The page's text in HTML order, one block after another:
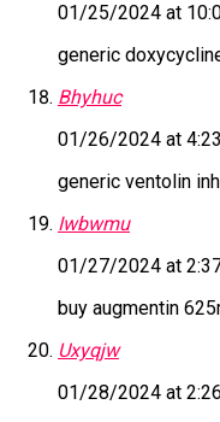
01/25/2024 at
generic
Bhyhuc
01/26/2024 at
generic ventolin
Iwbwmu
01/27/2024 at
buy augmentin
Uxyqjw
01/28/2024 at